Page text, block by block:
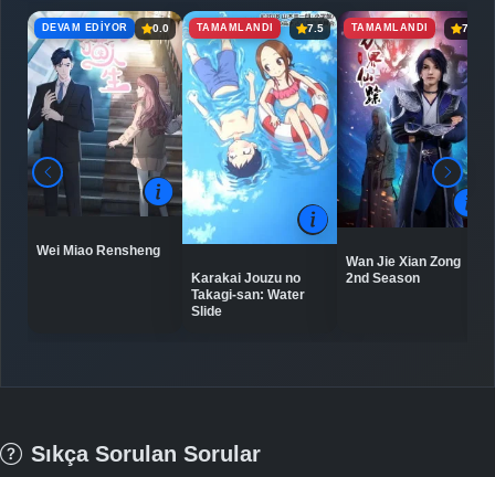
DEVAM EDIYOR 0.0
Wei Miao Rensheng
TAMAMLANDI 7.5
Karakai Jouzu no
Takagi-san: Water
Slide
TAMAMLANDI 7.2
Wan Jie Xian Zong
2nd Season
Sıkça Sorulan Sorular